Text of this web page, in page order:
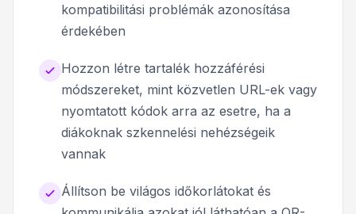
kompatibilitási problémák azonosítása
érdekében
Hozzon létre tartalék hozzáférési
módszereket, mint közvetlen URL-ek vagy
nyomtatott kódok arra az esetre, ha a
diákoknak szkennelési nehézségeik
vannak
Állítson be világos időkorlátokat és